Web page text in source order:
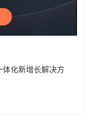
化新增长解决方